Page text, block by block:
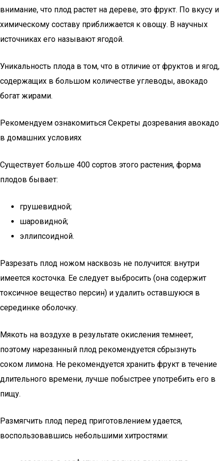
внимание, что плод растет на дереве, это фрукт. По вкусу и
химическому составу приближается к овощу. В научных
источниках его называют ягодой.
Уникальность плода в том, что в отличие от фруктов и ягод,
содержащих в большом количестве углеводы, авокадо
богат жирами.
Рекомендуем ознакомиться Секреты дозревания авокадо
в домашних условиях
Существует больше 400 сортов этого растения, форма
плодов бывает:
грушевидной;
шаровидной;
эллипсоидной.
Разрезать плод ножом насквозь не получится: внутри
имеется косточка. Ее следует выбросить (она содержит
токсичное вещество персин) и удалить оставшуюся в
серединке оболочку.
Мякоть на воздухе в результате окисления темнеет,
поэтому нарезанный плод рекомендуется сбрызнуть
соком лимона. Не рекомендуется хранить фрукт в течение
длительного времени, лучше побыстрее употребить его в
пищу.
Размягчить плод перед приготовлением удается,
воспользовавшись небольшими хитростями: